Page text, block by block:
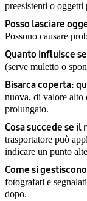
preesistenti o oggetti
Posso lasciare
Possono causare
Quanto influisce
(serve muletto o
Bisarca coperta:
nuova, di valore alto
prolungato.
Cosa succede se
trasportatore può
indicare un punto
Come si
fotografati e
dopo.